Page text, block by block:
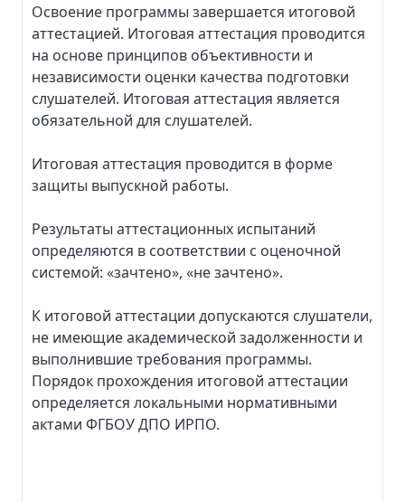
Освоение программы завершается итоговой
аттестацией. Итоговая аттестация проводится
на основе принципов объективности и
независимости оценки качества подготовки
слушателей. Итоговая аттестация является
обязательной для слушателей.
Итоговая аттестация проводится в форме
защиты выпускной работы.
Результаты аттестационных испытаний
определяются в соответствии с оценочной
системой: «зачтено», «не зачтено».
К итоговой аттестации допускаются слушатели,
не имеющие академической задолженности и
выполнившие требования программы.
Порядок прохождения итоговой аттестации
определяется локальными нормативными
актами ФГБОУ ДПО ИРПО.